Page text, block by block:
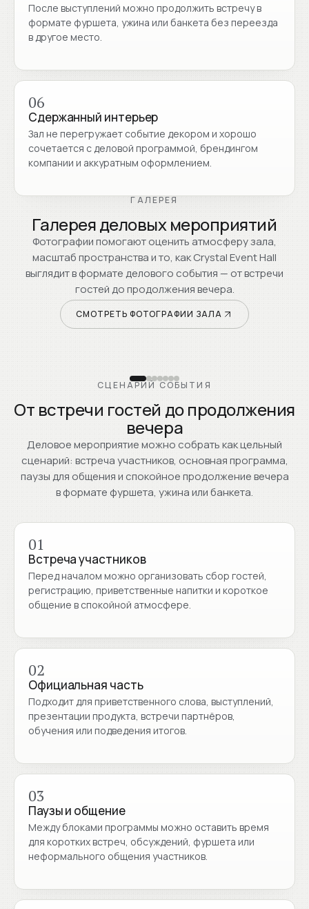
После выступлений можно продолжить встречу в
формате фуршета, ужина или банкета без переезда
в другое место.
06
Сдержанный интерьер
Зал не перегружает событие декором и хорошо
сочетается с деловой программой, брендингом
компании и аккуратным оформлением.
ГАЛЕРЕЯ
Галерея деловых мероприятий
Фотографии помогают оценить атмосферу зала,
масштаб пространства и то, как Crystal Event Hall
выглядит в формате делового события — от встречи
гостей до продолжения вечера.
СМОТРЕТЬ ФОТОГРАФИИ ЗАЛА
СЦЕНАРИЙ СОБЫТИЯ
От встречи гостей до продолжения
вечера
Деловое мероприятие можно собрать как цельный
сценарий: встреча участников, основная программа,
паузы для общения и спокойное продолжение вечера
в формате фуршета, ужина или банкета.
01
Встреча участников
Перед началом можно организовать сбор гостей,
регистрацию, приветственные напитки и короткое
общение в спокойной атмосфере.
02
Официальная часть
Подходит для приветственного слова, выступлений,
презентации продукта, встречи партнёров,
обучения или подведения итогов.
03
Паузы и общение
Между блоками программы можно оставить время
для коротких встреч, обсуждений, фуршета или
неформального общения участников.